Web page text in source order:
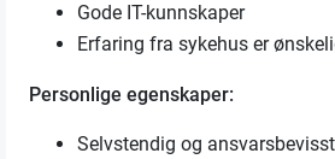
Gode IT-kunnskaper
Erfaring fra sykehus er
Personlige egenskaper:
Selvstendig og ansvarsbevisst